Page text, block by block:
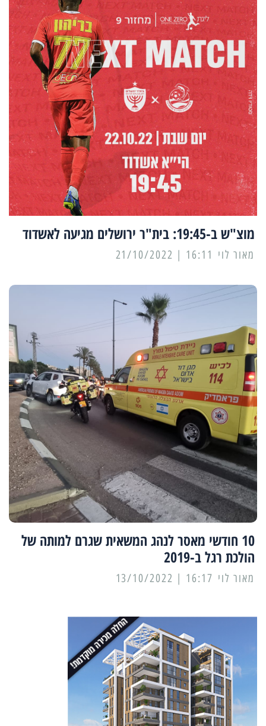
מוצ"ש ב-19:45: בית"ר ירושלים מגיעה לאשדוד
מאור לוי 16:11 | 21/10/2022
10 חודשי מאסר לנהג המשאית שגרם למותה של
הולכת רגל ב-2019
מאור לוי 16:17 | 13/10/2022